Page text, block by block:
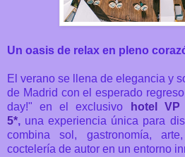
Un oasis de relax en pleno
El verano se llena de elegancia y
de Madrid con el esperado
day!" en el exclusivo
hotel VP
5*, una experiencia única para
combina sol, gastronomía,
coctelería de autor en un entorno